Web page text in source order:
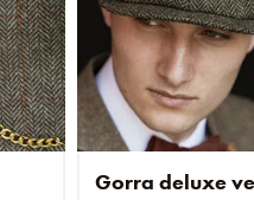
Gorra deluxe